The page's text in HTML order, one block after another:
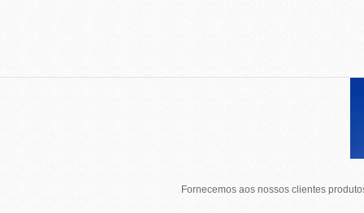
Fornecemos aos nossos clientes